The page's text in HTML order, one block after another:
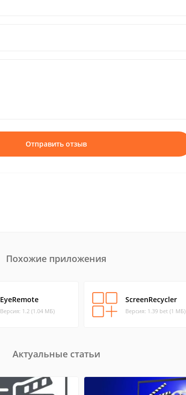
Отправить отзыв
Похожие приложения
EyeRemote
Версия: 1.2 (1.04 МБ)
ScreenRecycler
Версия: 1.39 bet (1 МБ)
Актуальные статьи